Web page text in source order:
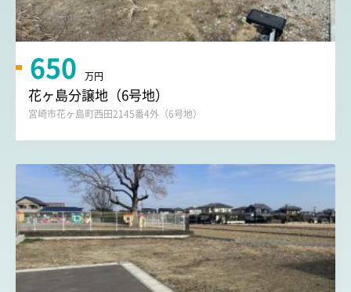
650 万円
花ヶ島分譲地（6号地）
宮崎市花ヶ島町西田2145番4外（6号地）